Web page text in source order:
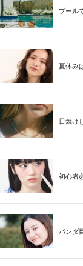
プール
夏休み
日焼け
初心者
パンダ